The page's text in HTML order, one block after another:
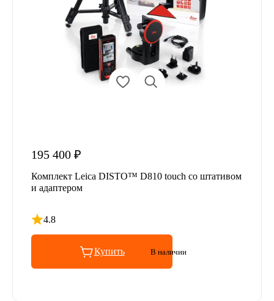
195 400 ₽
Комплект Leica DISTO™ D810 touch со штативом
и адаптером
4.8
Рейтинг 4.8 из 5
Купить В наличии